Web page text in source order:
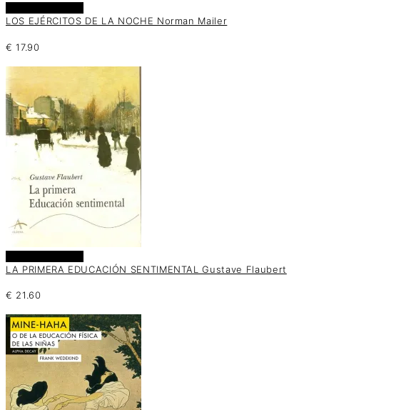
LOS EJÉRCITOS DE LA NOCHE Norman Mailer
€ 17.90
LA PRIMERA EDUCACIÓN SENTIMENTAL Gustave Flaubert
€ 21.60